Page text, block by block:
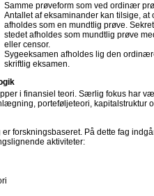
Samme prøveform som ved ordinær
Antallet af eksaminander kan tilsige,
afholdes som en mundtlig prøve.
stedet afholdes som mundtlig prøve
eller censor.
Sygeeksamen afholdes lig den
skriftlig eksamen.
i finansiel teori. Særlig fokus har
porteføljeteori, kapitalstruktur
forskningsbaseret. På dette fag
aktiviteter: